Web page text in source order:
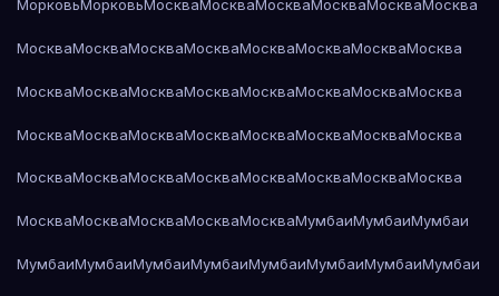
МорковьМорковьМоскваМоскваМоскваМоскваМоскваМосква
МоскваМоскваМоскваМоскваМоскваМоскваМоскваМосква
МоскваМоскваМоскваМоскваМоскваМоскваМоскваМосква
МоскваМоскваМоскваМоскваМоскваМоскваМоскваМосква
МоскваМоскваМоскваМоскваМоскваМоскваМоскваМосква
МоскваМоскваМоскваМоскваМоскваМумбаиМумбаиМумбаи
МумбаиМумбаиМумбаиМумбаиМумбаиМумбаиМумбаиМумбаи